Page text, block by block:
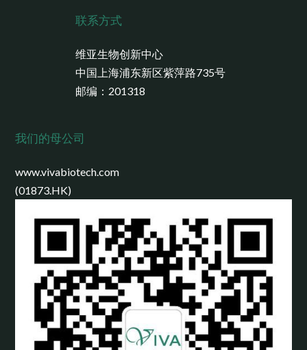
联系方式
维亚生物创新中心
中国上海浦东新区紫萍路735号
邮编：201318
我们的母公司
www.vivabiotech.com
(01873.HK)